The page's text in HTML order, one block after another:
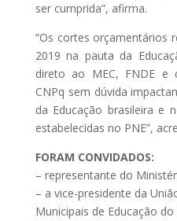
ser cumprida”, afirma.
“Os cortes orçamentários
2019 na pauta da
direto ao MEC, FNDE e
CNPq sem dúvida
da Educação brasileira e
estabelecidas no PNE”,
FORAM CONVIDADOS:
– representante do
– a vice-presidente da
Municipais de Educação